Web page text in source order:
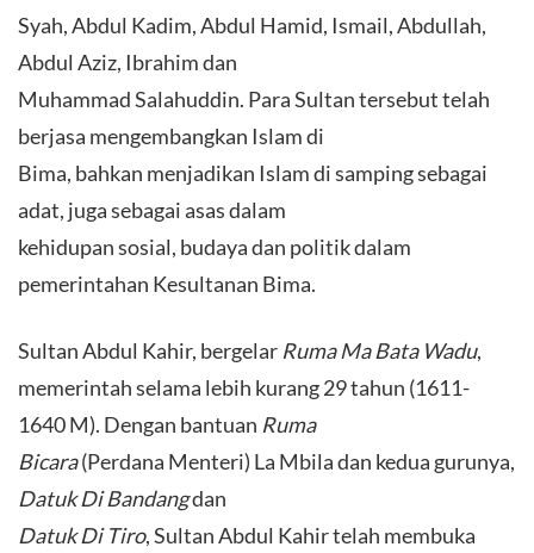
Syah, Abdul Kadim, Abdul Hamid, Ismail, Abdullah,
Abdul Aziz, Ibrahim dan
Muhammad Salahuddin. Para Sultan tersebut telah
berjasa mengembangkan Islam di
Bima, bahkan menjadikan Islam di samping sebagai
adat, juga sebagai asas dalam
kehidupan sosial, budaya dan politik dalam
pemerintahan Kesultanan Bima.
Sultan Abdul Kahir, bergelar Ruma Ma Bata Wadu,
memerintah selama lebih kurang 29 tahun (1611-
1640 M). Dengan bantuan Ruma
Bicara(Perdana Menteri) La Mbila dan kedua gurunya,
Datuk Di Bandangdan
Datuk Di Tiro, Sultan Abdul Kahir telah membuka